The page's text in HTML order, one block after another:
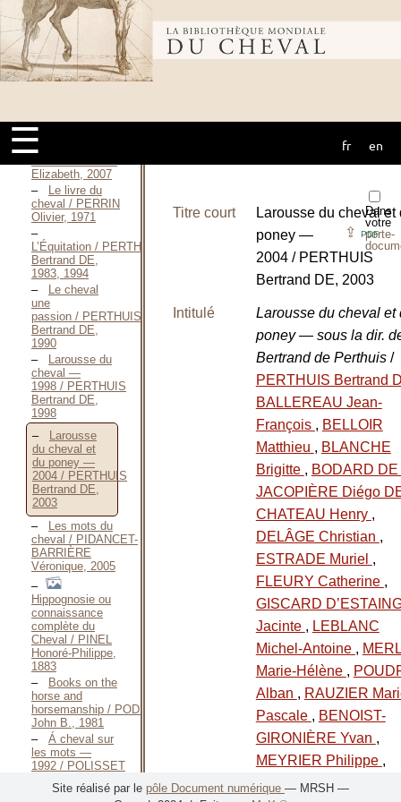
Bibliothèque
mondiale du
cheval
☰ fr en
Jules-Théodore,
2002
L’encyclopédie
du cheval —
2000 / PEPLOW
L’encyclopédie
du cheval —
Elizabeth, 2007
Le livre du
cheval / PERRIN
Olivier, 1971
L’Équitation / PERTHUIS
Bertrand DE,
1983, 1994
Le cheval
une
passion / PERTHUIS
Bertrand DE,
1990
Larousse du
cheval —
1998 / PERTHUIS
Bertrand DE,
1998
Larousse
du cheval et
du poney —
2004 / PERTHUIS
Bertrand DE,
2003
Les mots du
cheval / PIDANCET-
BARRIÈRE
Véronique, 2005
Hippognosie ou
connaissance
complète du
Cheval / PINEL
Honoré-Philippe,
1883
Books on the
horse and
horsemanship / PODESCHI
John B., 1981
Á cheval sur
les mots —
1992 / POLISSET
Dans
votre
porte-
⇪ PDF
Titre court
Larousse du cheval et
poney —
2004 / PERTHUIS
Bertrand DE, 2003
Intitulé
Larousse du cheval et
poney — sous la dir.
Bertrand de Perthuis /
PERTHUIS Bertrand
BALLEREAU Jean-
François , BELLOIR
Matthieu , BLANCHE
Brigitte , BODARD DE
JACOPIÈRE Diégo
CHATEAU Henry ,
DELÂGE Christian ,
ESTRADE Muriel ,
FLEURY Catherine ,
GISCARD
Jacinte , LEBLANC
Michel-Antoine ,
Marie-Hélène ,
Alban , RAUZIER
Pascale , BENOIST-
GIRONIÈRE Yvan ,
MEYRIER Philippe ,
LEFEBVRE Stéphan
Site réalisé par le pôle Document numérique — MRSH —